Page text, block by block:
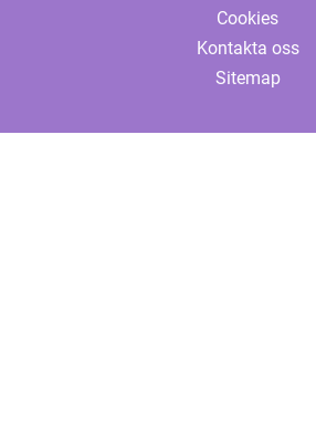
Cookies
Kontakta oss
Sitemap